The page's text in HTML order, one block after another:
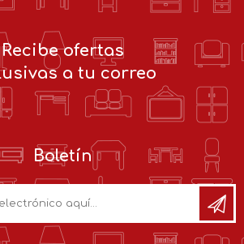
Recibe ofertas
a tu correo
Boletín